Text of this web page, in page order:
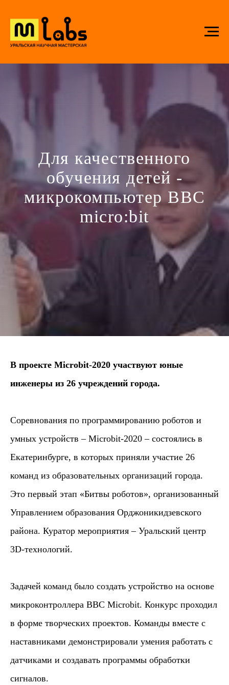
Для качественного
обучения детей -
микрокомпьютер BBC
micro:bit
В проекте Microbit-2020 участвуют юные
инженеры из 26 учреждений города.
Соревнования по программированию роботов и
умных устройств – Microbit-2020 – состоялись в
Екатеринбурге, в которых приняли участие 26
команд из образовательных организаций города.
Это первый этап «Битвы роботов», организованный
Управлением образования Орджоникидзевского
района. Куратор мероприятия – Уральский центр
3D-технологий.
Задачей команд было создать устройство на основе
микроконтроллера BBC Microbit. Конкурс проходил
в форме творческих проектов. Команды вместе с
наставниками демонстрировали умения работать с
датчиками и создавать программы обработки
сигналов.